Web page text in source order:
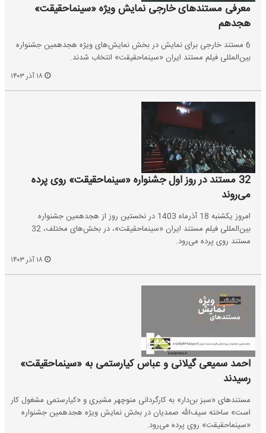
معرفی مستندهای خارجی نمایش ویژه «سینماحقیقت»
هجدهم
6 مستند خارجی برای نمایش در بخش نمایش‌های ویژه هجدهمین جشنواره
بین‌المللی فیلم مستند ایران «سینماحقیقت» انتخاب شدند.
32 مستند در روز اول جشنواره «سینماحقیقت» روی پرده
می‌‎روند
امروز یکشنبه 18 آذرماه 1403 در نخستین روز از هجدهمین جشنواره
بین‌المللی فیلم مستند ایران «سینماحقیقت»، در بخش‌های مختلف، 32
مستند روی پرده می‌رود.
احمد سمیعی گیلانی و عباس کیارستمی به «سینماحقیقت»
رسیدند
مستندهای «سبز بن‌دار» به کارگردانی منوچهر مشیری و «کیارستمی مشغول کار
است» ساخته سیف‌الله صمدیان در بخش نمایش ویژه هجدهمین جشنواره
«سینماحقیقت» روی پرده می‌رود.